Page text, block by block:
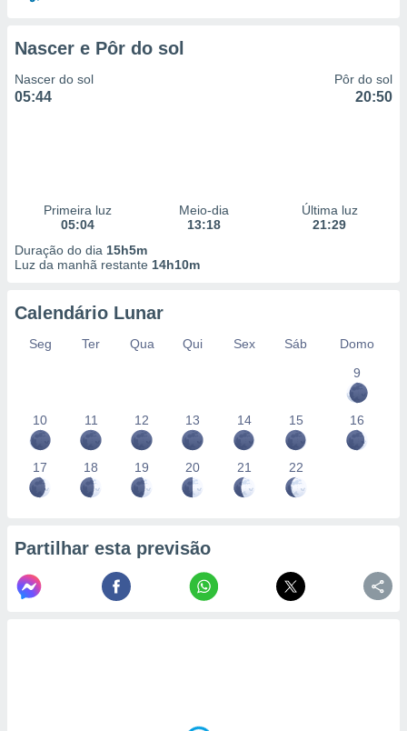
Nascer e Pôr do sol
Nascer do sol
05:44
Pôr do sol
20:50
Primeira luz
05:04
Meio-dia
13:18
Última luz
21:29
Duração do dia 15h5m
Luz da manhã restante 14h10m
Calendário Lunar
Seg Ter Qua Qui Sex Sáb
Domo
9
10 11 12 13 14 15 16
17 18 19 20 21 22
Partilhar esta previsão